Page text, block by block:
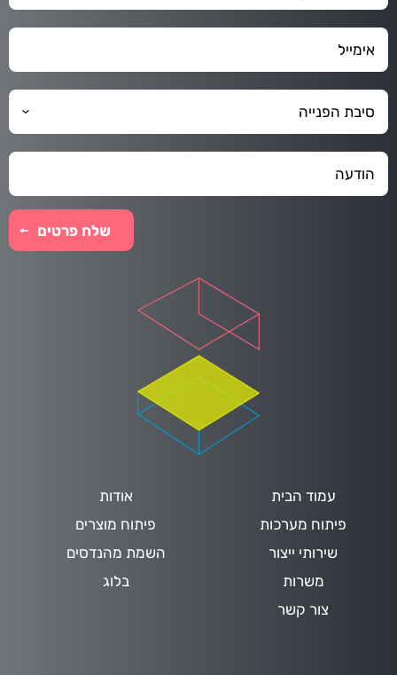
עמוד הבית
אודות
פיתוח מערכות
פיתוח מוצרים
שירותי ייצור
השמת מהנדסים
משרות
בלוג
צור קשר